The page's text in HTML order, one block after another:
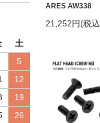
ARES AW338
21,252円(税
土
5
12
19
26